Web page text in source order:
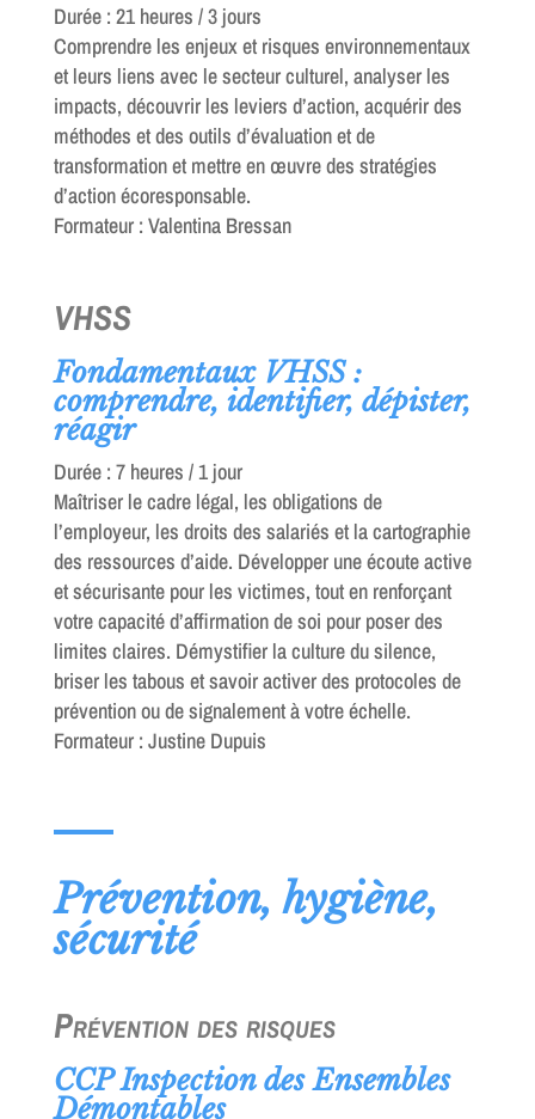
Durée : 21 heures / 3 jours
Comprendre les enjeux et risques environnementaux
et leurs liens avec le secteur culturel, analyser les
impacts, découvrir les leviers d’action, acquérir des
méthodes et des outils d’évaluation et de
transformation et mettre en œuvre des stratégies
d’action écoresponsable.
Formateur : Valentina Bressan
VHSS
Fondamentaux VHSS :
comprendre, identifier, dépister,
réagir
Durée : 7 heures / 1 jour
Maîtriser le cadre légal, les obligations de
l’employeur, les droits des salariés et la cartographie
des ressources d’aide. Développer une écoute active
et sécurisante pour les victimes, tout en renforçant
votre capacité d’affirmation de soi pour poser des
limites claires. Démystifier la culture du silence,
briser les tabous et savoir activer des protocoles de
prévention ou de signalement à votre échelle.
Formateur : Justine Dupuis
Prévention, hygiène,
sécurité
Prévention des risques
CCP Inspection des Ensembles
Démontables